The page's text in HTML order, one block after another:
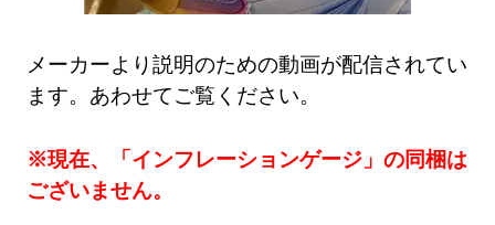
メーカーより説明のための動画が配信されてい
ます。あわせてご覧ください。
※現在、「インフレーションゲージ」の同梱は
ございません。